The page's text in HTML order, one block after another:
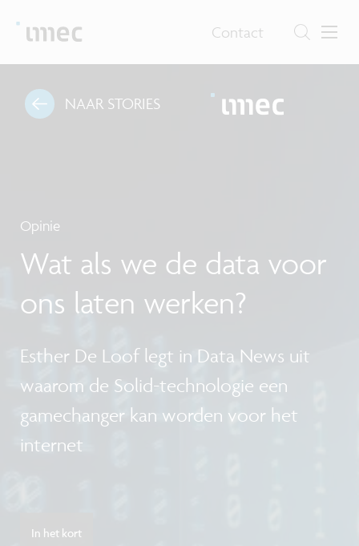
Contact
NAAR STORIES
Opinie
Wat als we de data voor
ons laten werken?
Esther De Loof legt in Data News uit
waarom de Solid-technologie een
gamechanger kan worden voor het
internet
In het kort